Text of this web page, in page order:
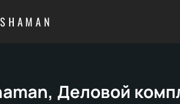
SHAMAN
Деловой